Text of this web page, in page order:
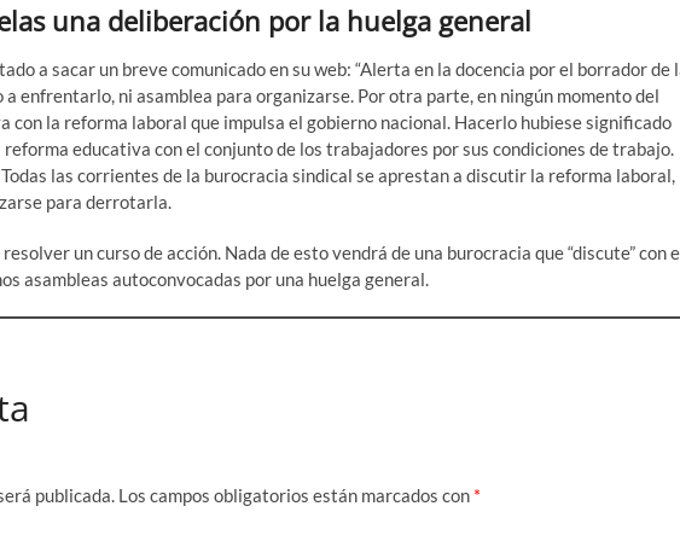
una deliberación por la huelga general
a sacar un breve comunicado en su web: “Alerta en la docencia por el borrador de
enfrentarlo, ni asamblea para organizarse. Por otra parte, en ningún momento del
la reforma laboral que impulsa el gobierno nacional. Hacerlo hubiese significado
educativa con el conjunto de los trabajadores por sus condiciones de trabajo.
las corrientes de la burocracia sindical se aprestan a discutir la reforma laboral,
para derrotarla.
un curso de acción. Nada de esto vendrá de una burocracia que “discute” con
asambleas autoconvocadas por una huelga general.
publicada. Los campos obligatorios están marcados con *